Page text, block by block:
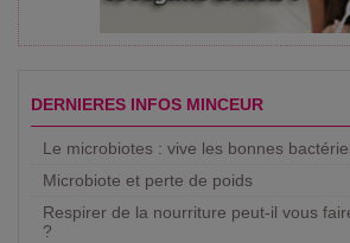
DERNIERES INFOS MINCEUR
Le microbiotes : vive les bonnes
Microbiote et perte de poids
Respirer de la nourriture peut-il vous
?